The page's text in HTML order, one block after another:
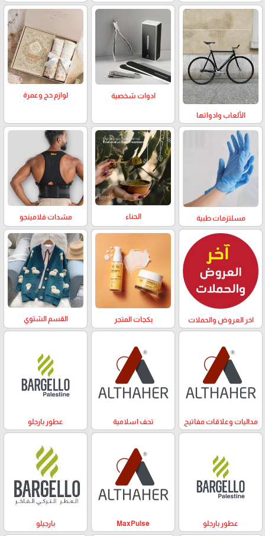
الألعاب وادواتها
ادوات شخصية لوازم حج وعمرة
مسلتزمات طبية الحناء مشدات فلامينجو
اخر العروض والحملات بكجات المتجر القسم الشتوي
مداليات وعلاقات مفاتيح تحف اسلامية عطور بارجلو
عطور بارجلو MaxPulse بارجيلو